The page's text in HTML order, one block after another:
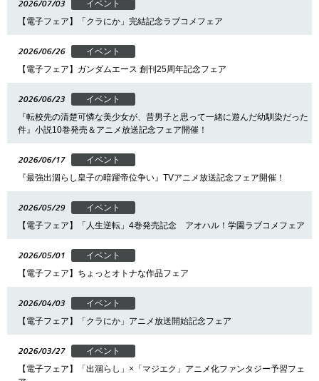
2026/07/03
イベント
【電子フェア】「クラにか」完結記念ラブコメフェア
2026/06/26
イベント
【電子フェア】ガンダムエース 創刊25周年記念フェア
2026/06/23
イベント
『転校先の清楚可憐な美少女が、昔男子と思って一緒に遊んだ幼馴染だった
件』小説10巻発売＆アニメ放送記念フェア開催！
2026/06/17
イベント
『最強出涸らし皇子の暗躍帝位争い』TVアニメ放送記念フェア開催！
2026/05/29
イベント
【電子フェア】「人生逆転」4巻発売記念 アオハル！学園ラブコメフェア
2026/05/01
イベント
【電子フェア】ちょっとオトナな作品フェア
2026/04/03
イベント
【電子フェア】「クラにか」アニメ放送開始記念フェア
2026/03/27
イベント
【電子フェア】「出涸らし」×「マジエク」アニメ化ファンタジー予習フェ